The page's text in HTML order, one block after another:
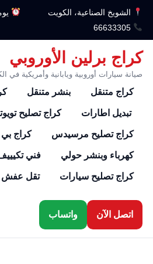
الشويخ الصناعية، الكويت
يوميًا
66633305
كراج برلين الأوروبي
صيانة سيارات أوروبية ويابانية وأمريكية في
كراج متنقل بنشر متنقل
تبديل اطارات كراج تصليح
كراج تصليح مرسيدس كراج بي
كهرباء وبنشر حولي فني
كراج تصليح سيارات تقل عفش
اتصل الآن واتساب